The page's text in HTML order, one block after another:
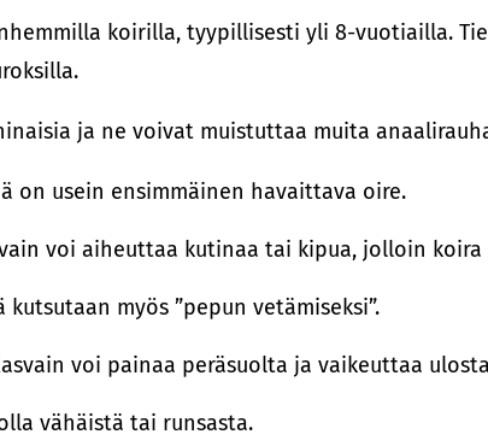
koirilla, tyypillisesti yli 8-vuotiailla.
ja ne voivat muistuttaa muita
on usein ensimmäinen havaittava oire.
voi aiheuttaa kutinaa tai kipua, jolloin
kutsutaan myös ”pepun vetämiseksi”.
voi painaa peräsuolta ja vaikeuttaa
vähäistä tai runsasta.